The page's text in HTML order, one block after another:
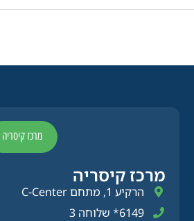
מרכז קיסריה
מרכז קיסריה​
הרקיע 1, מתחם C-Center
6149* שלוחה 3